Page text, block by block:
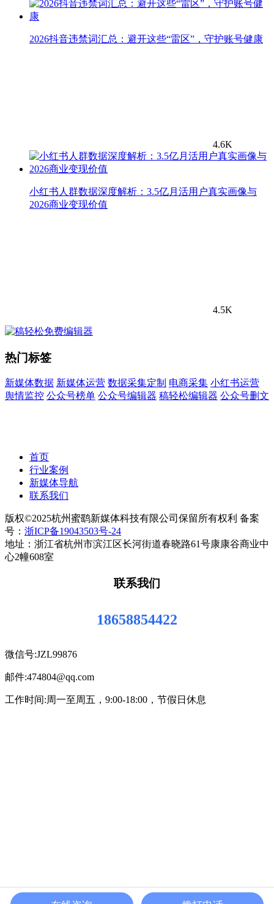
2026抖音违禁词汇总：避开这些“雷区”，守护账号健康
4.6K
小红书人群数据深度解析：3.5亿月活用户真实画像与
2026商业变现价值
4.5K
热门标签
新媒体数据 新媒体运营 数据采集定制 电商采集 小红书运营
舆情监控 公众号榜单 公众号编辑器 稿轻松编辑器 公众号删文
首页
行业案例
新媒体导航
联系我们
版权©2025杭州蜜鹞新媒体科技有限公司保留所有权利 备案
号： 浙ICP备19043503号-24
地址：浙江省杭州市滨江区长河街道春晓路61号康康谷商业中
心2幢608室
联系我们
18658854422
微信号:JZL99876
邮件:474804@qq.com
工作时间:周一至周五，9:00-18:00，节假日休息